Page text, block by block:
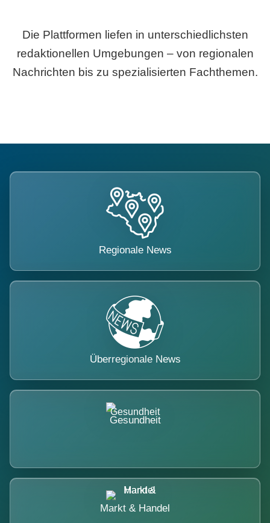
Die Plattformen liefen in unterschiedlichsten
redaktionellen Umgebungen – von regionalen
Nachrichten bis zu spezialisierten Fachthemen.
Regionale News
Überregionale News
Gesundheit
Markt & Handel